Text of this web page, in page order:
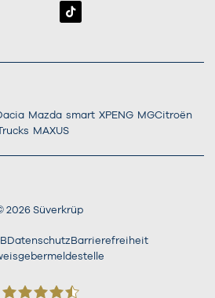
Mazda smart XPENG MGCitroën
MAXUS
2026Süverkrüp
Datenschutz Barrierefreiheit